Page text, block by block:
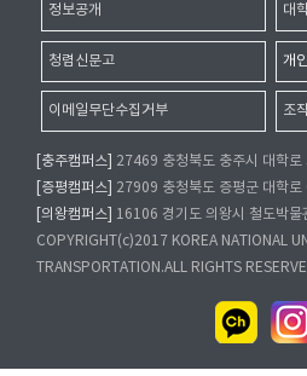
정보공개 대
청렴신문고 개
이메일무단수집거부 조
[충주캠퍼스]
27469 충청북도 충주시 대학
[증평캠퍼스]
27909 충청북도 증평군 대학
[의왕캠퍼스]
16106 경기도 의왕시 철도박
COPYRIGHT(c)2017 KOREA NATIONAL
TRANSPORTATION.ALL RIGHTS